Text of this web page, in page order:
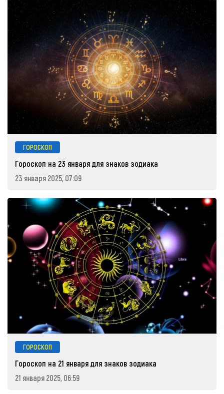
ГОРОСКОП
Гороскоп на 23 января для знаков зодиака
23 января 2025, 07:09
ГОРОСКОП
Гороскоп на 21 января для знаков зодиака
21 января 2025, 06:59